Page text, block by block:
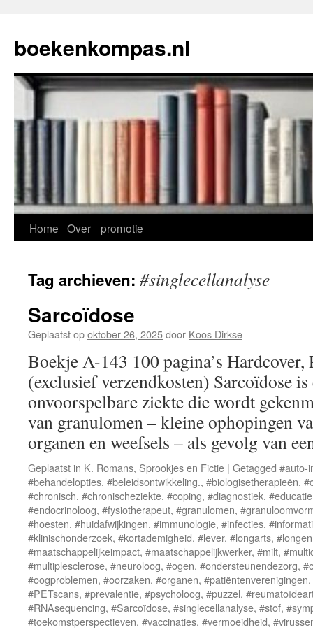
de
inhoud
boekenkompas.nl
Home Over promotie
Tag archieven: #singlecellanalyse
Sarcoïdose
Geplaatst opoktober 26, 2025door Koos Dirkse
Boekje A-143 100 pagina’s
(exclusief verzendkosten) Sarcoïdose
onvoorspelbare ziekte die wordt
van granulomen – kleine ophopingen
organen en weefsels – als gevolg van
Geplaatst in K. Romans, Sprookjes en Fictie | Getagged #auto-
#behandelopties, #beleidsontwikkeling., #biologisetherapieën,
#chronisch, #chronischeziekte, #coping, #diagnostiek, #educatie
#endocrinoloog, #fysiotherapeut, #granulomen,
#hoesten, #huidafwijkingen, #immunologie, #infecties,
#klinischonderzoek, #kortademigheid, #lever, #longarts, #longen
#maatschappelijkeimpact, #maatschappelijkwerker, #milt,
#multiplesclerose, #neuroloog, #ogen, #ondersteunendezorg,
#oogproblemen, #oorzaken, #organen, #patiëntenverenigingen,
#PETscans, #prevalentie, #psycholoog, #puzzel,
#RNAsequencing, #Sarcoïdose, #singlecellanalyse, #stof,
#toekomstperspectieven, #vaccinaties, #vermoeidheid,